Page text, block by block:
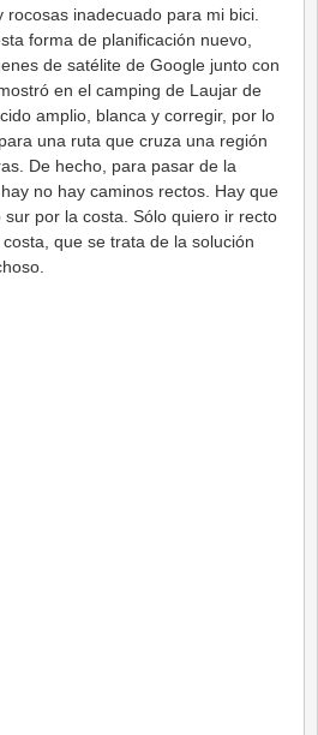
inadecuado para mi bici.
forma de planificación nuevo,
de satélite de Google junto con
en el camping de Laujar de
amplio, blanca y corregir, por lo
una ruta que cruza una región
De hecho, para pasar de la
no hay caminos rectos. Hay que
por la costa. Sólo quiero ir recto
que se trata de la solución